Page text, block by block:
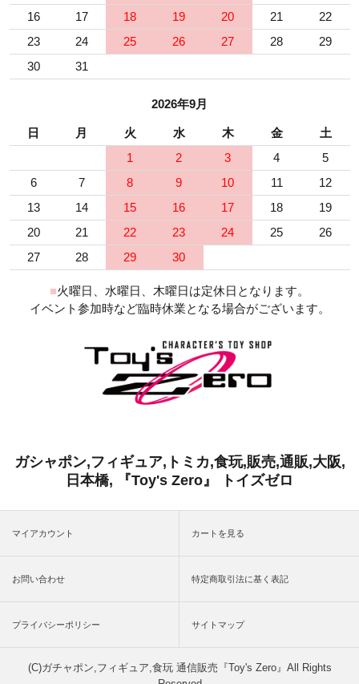
16
17 18 19 20 21
22
23
24 25 26 27 28
29
30
31
2026年9月
日 月 火 水 木 金
土
1
2 3 4
5
6
7 8 9 10 11
12
13
14 15 16 17 18
19
20
21 22 23 24 25
26
27
28 29 30
■火曜日、水曜日、木曜日は定休日となります。
イベント参加時など臨時休業となる場合がございます。
ガシャポン,フィギュア,トミカ,食玩,販売,通販,大阪,
日本橋, 『Toy's Zero』 トイズゼロ
マイアカウント カートを見る
お問い合わせ 特定商取引法に基く表記
プライバシーポリシー サイトマップ
(C)ガチャポン,フィギュア,食玩 通信販売『Toy's Zero』All Rights